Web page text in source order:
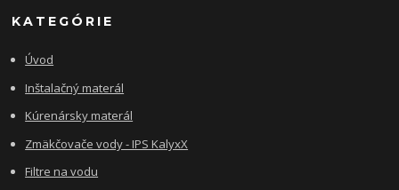
KATEGÓRIE
Úvod
Inštalačný materál
Kúrenársky materál
Zmäkčovače vody - IPS KalyxX
Filtre na vodu